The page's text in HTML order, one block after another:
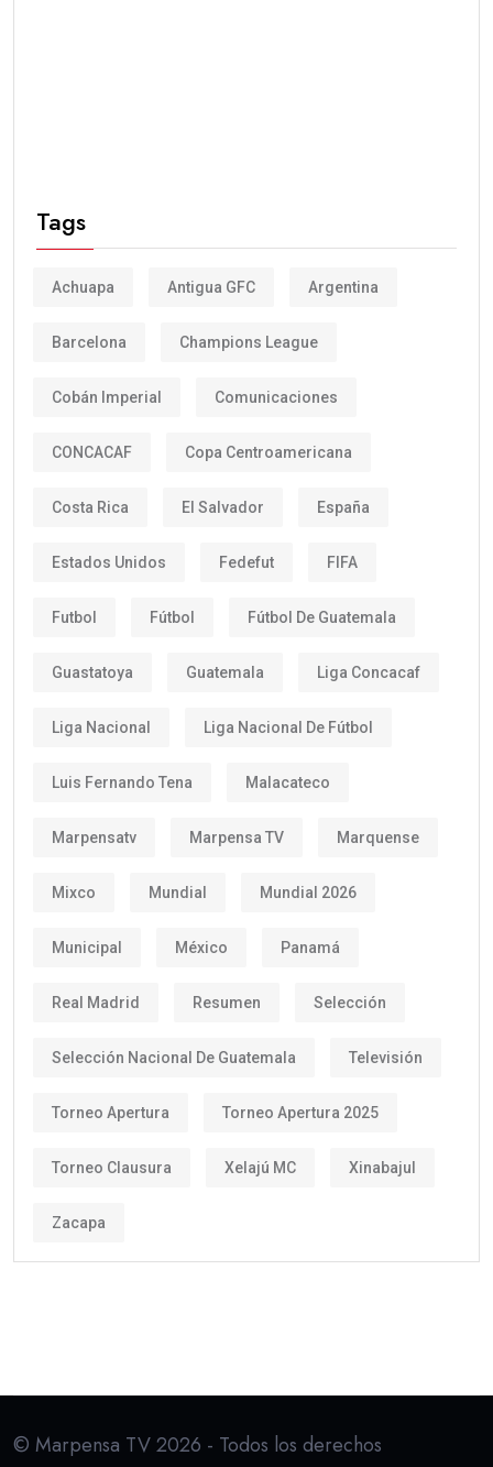
Tags
Achuapa Antigua GFC Argentina
Barcelona Champions League
Cobán Imperial Comunicaciones
CONCACAF Copa Centroamericana
Costa Rica El Salvador España
Estados Unidos Fedefut FIFA
Futbol Fútbol Fútbol De Guatemala
Guastatoya Guatemala Liga Concacaf
Liga Nacional Liga Nacional De Fútbol
Luis Fernando Tena Malacateco
Marpensatv Marpensa TV Marquense
Mixco Mundial Mundial 2026
Municipal México Panamá
Real Madrid Resumen Selección
Selección Nacional De Guatemala Televisión
Torneo Apertura Torneo Apertura 2025
Torneo Clausura Xelajú MC Xinabajul
Zacapa
© Marpensa TV 2026 - Todos los derechos